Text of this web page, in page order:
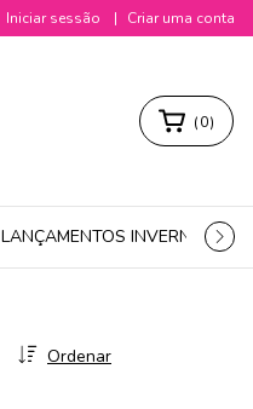
Iniciar sessão | Criar uma conta
(0)
LANÇAMENTOS INVERNO 26
Ordenar